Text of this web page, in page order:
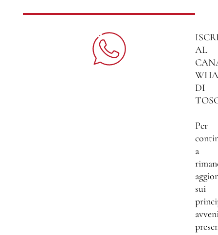
AL
DI
Per
a
sui